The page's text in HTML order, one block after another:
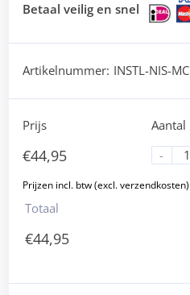
Betaal veilig en snel
Artikelnummer: INSTL-NIS-MC
Prijs
€44,95
Aantal
-
Totaal
€44,95